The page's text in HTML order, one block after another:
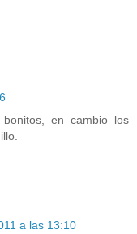
en cambio los
a las 13:10